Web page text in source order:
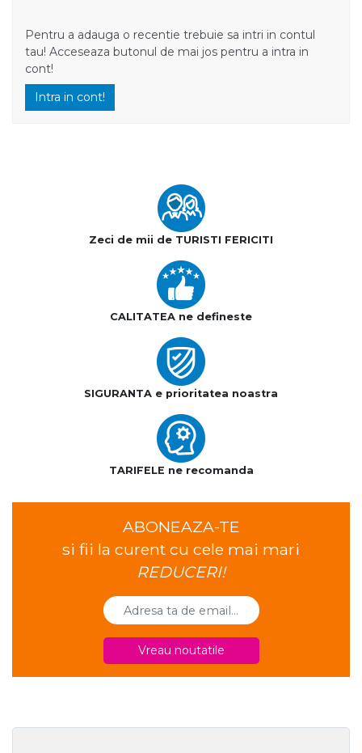
Pentru a adauga o recentie trebuie sa intri in contul
tau! Acceseaza butonul de mai jos pentru a intra in
cont!
Intra in cont!
Zeci de mii de TURISTI FERICITI
CALITATEA ne defineste
SIGURANTA e prioritatea noastra
TARIFELE ne recomanda
ABONEAZA-TE
si fii la curent cu cele mai mari
REDUCERI!
Vreau noutatile